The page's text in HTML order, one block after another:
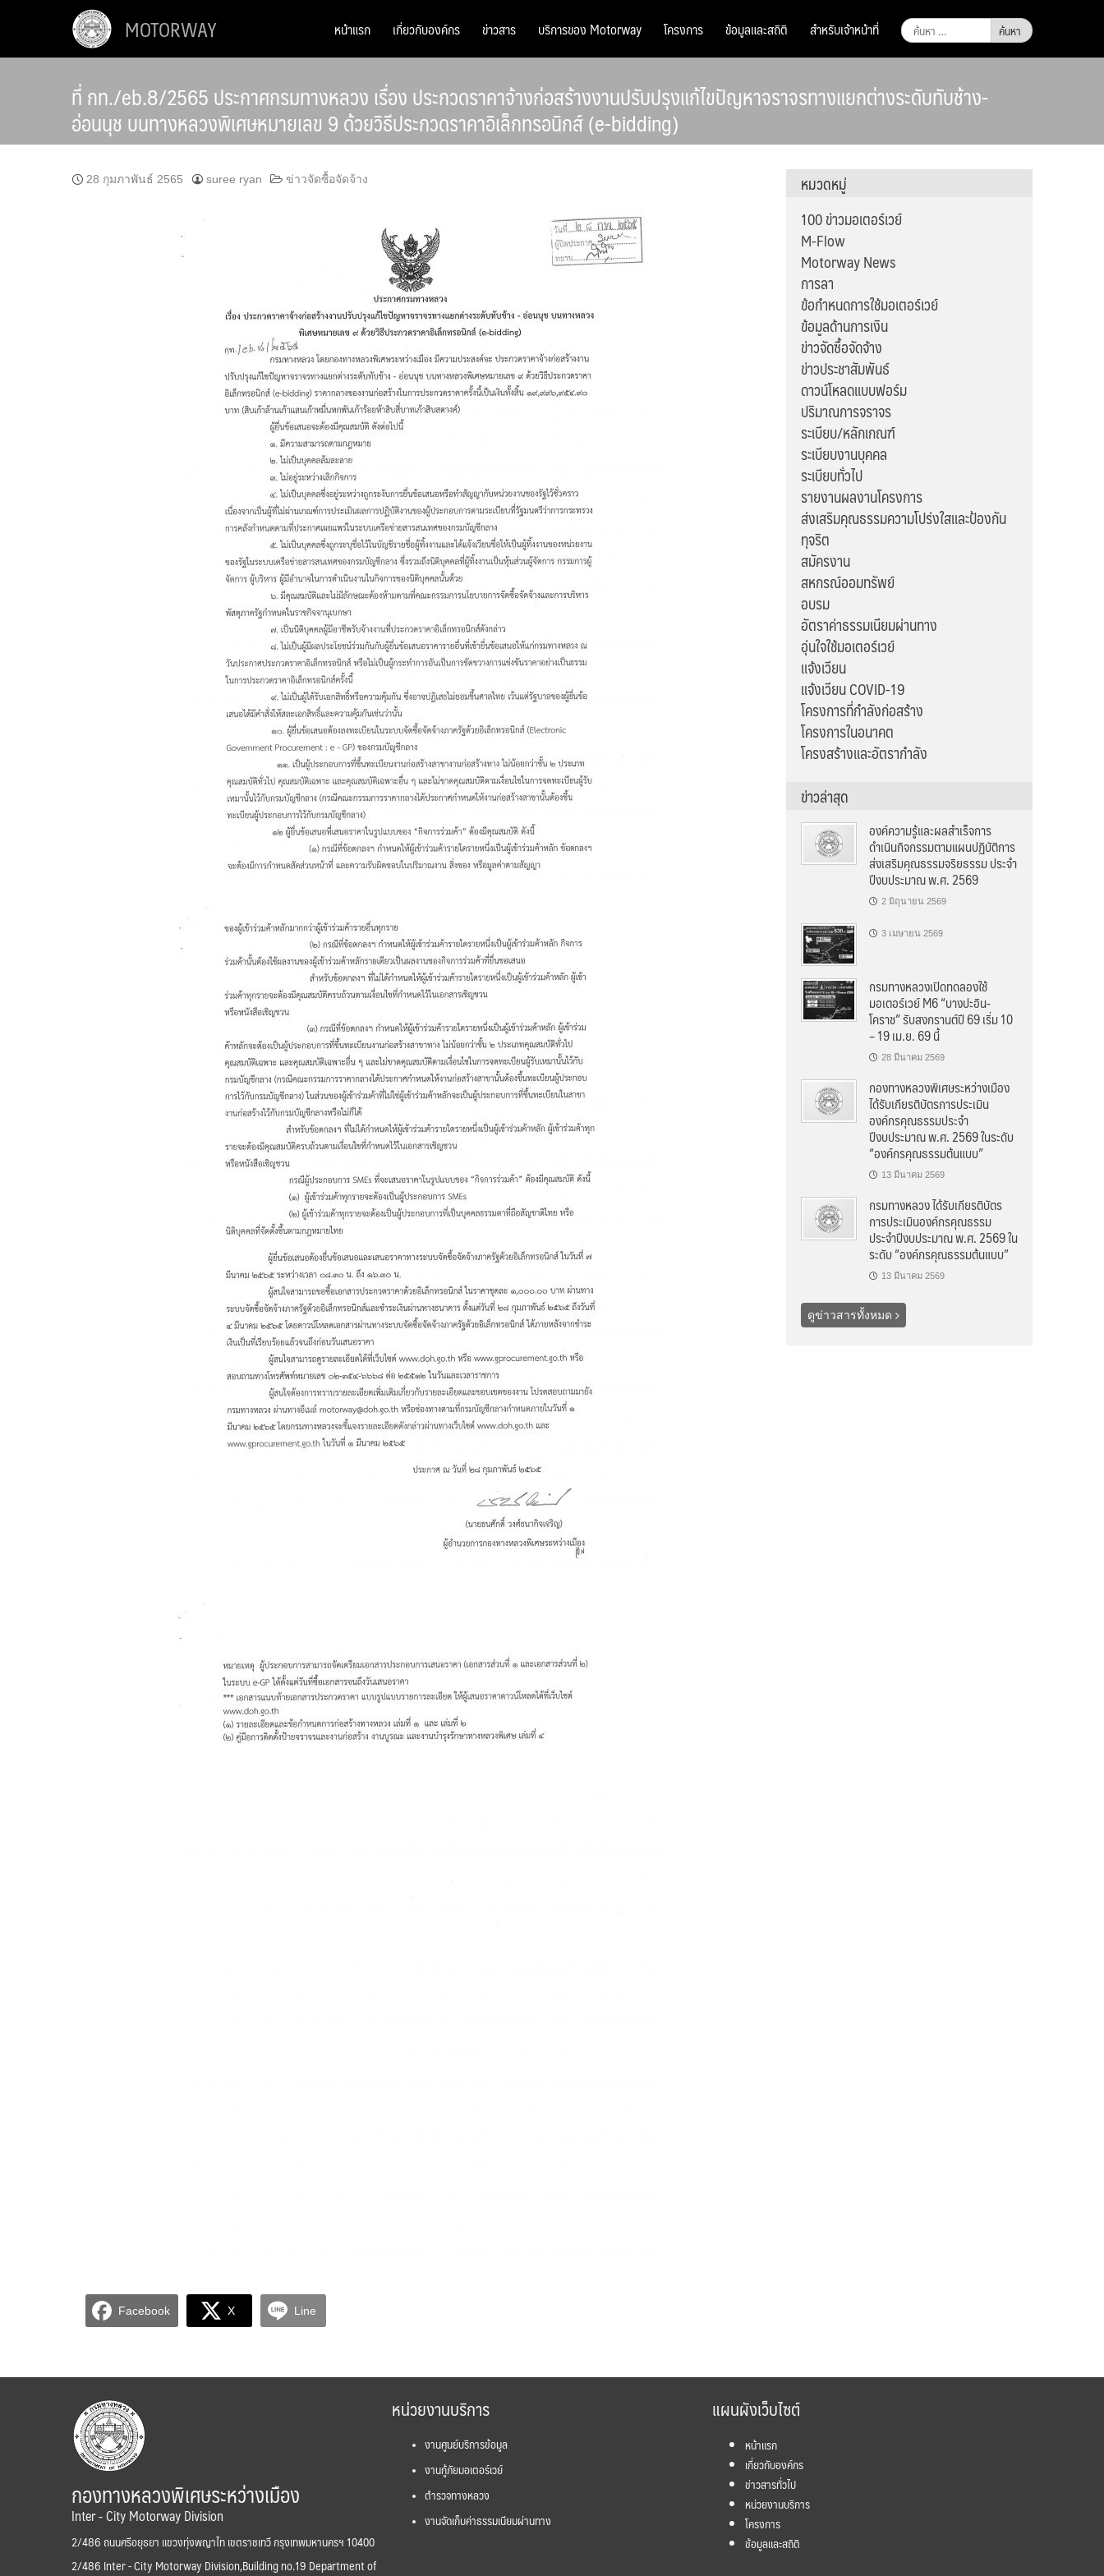
MOTORWAY
ค้นหา
สำหรับ:
หน้าแรก เกี่ยวกับองค์กร ข่าวสาร บริการของ Motorway โครงการ ข้อมูลและสถิติ สำหรับเจ้าหน้าที่
ที่ กท./eb.8/2565 ประกาศกรมทางหลวง เรื่อง ประกวดราคาจ้างก่อสร้างงานปรับปรุงแก้ไขปัญหาจราจรทางแยกต่างระดับทับช้าง-
อ่อนนุช บนทางหลวงพิเศษหมายเลข 9 ด้วยวิธีประกวดราคาอิเล็กทรอนิกส์ (e-bidding)
28 กุมภาพันธ์ 2565 suree ryan ข่าวจัดซื้อจัดจ้าง
Facebook X Line
หมวดหมู่
100 ข่าวมอเตอร์เวย์
M-Flow
Motorway News
การลา
ข้อกำหนดการใช้มอเตอร์เวย์
ข้อมูลด้านการเงิน
ข่าวจัดซื้อจัดจ้าง
ข่าวประชาสัมพันธ์
ดาวน์โหลดแบบฟอร์ม
ปริมาณการจราจร
ระเบียบ/หลักเกณฑ์
ระเบียบงานบุคคล
ระเบียบทั่วไป
รายงานผลงานโครงการ
ส่งเสริมคุณธรรมความโปร่งใสและป้องกัน
ทุจริต
สมัครงาน
สหกรณ์ออมทรัพย์
อบรม
อัตราค่าธรรมเนียมผ่านทาง
อุ่นใจใช้มอเตอร์เวย์
แจ้งเวียน
แจ้งเวียน COVID-19
โครงการที่กำลังก่อสร้าง
โครงการในอนาคต
โครงสร้างและอัตรากำลัง
ข่าวล่าสุด
องค์ความรู้และผลสำเร็จการ
ดำเนินกิจกรรมตามแผนปฏิบัติการ
ส่งเสริมคุณธรรมจริยธรรม ประจำ
ปีงบประมาณ พ.ศ. 2569
2 มิถุนายน 2569
3 เมษายน 2569
กรมทางหลวงเปิดทดลองใช้
มอเตอร์เวย์ M6 “บางปะอิน-
โคราช” รับสงกรานต์ปี 69 เริ่ม 10
– 19 เม.ย. 69 นี้
28 มีนาคม 2569
กองทางหลวงพิเศษระหว่างเมือง
ได้รับเกียรติบัตรการประเมิน
องค์กรคุณธรรมประจำ
ปีงบประมาณ พ.ศ. 2569 ในระดับ
“องค์กรคุณธรรมต้นแบบ”
13 มีนาคม 2569
กรมทางหลวง ได้รับเกียรติบัตร
การประเมินองค์กรคุณธรรม
ประจำปีงบประมาณ พ.ศ. 2569 ใน
ระดับ “องค์กรคุณธรรมต้นแบบ”
13 มีนาคม 2569
ดูข่าวสารทั้งหมด
กองทางหลวงพิเศษระหว่างเมือง
Inter - City Motorway Division
2/486 ถนนศรีอยุธยา แขวงทุ่งพญาไท เขตราชเทวี กรุงเทพมหานครฯ 10400
2/486 Inter - City Motorway Division,Building no.19 Department of
หน่วยงานบริการ
งานศูนย์บริการข้อมูล
งานกู้ภัยมอเตอร์เวย์
ตำรวจทางหลวง
งานจัดเก็บค่าธรรมเนียมผ่านทาง
แผนผังเว็บไซต์
หน้าแรก
เกี่ยวกับองค์กร
ข่าวสารทั่วไป
หน่วยงานบริการ
โครงการ
ข้อมูลและสถิติ